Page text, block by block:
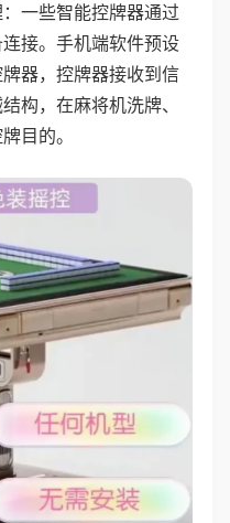
一些智能控牌器通过
接。手机端软件预设
器，控牌器接收到信
构，在麻将机洗牌、
目的。